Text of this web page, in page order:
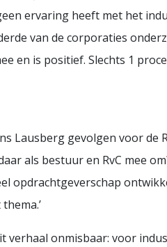
ervaring heeft met het
van de corporaties
en is positief. Slechts 1
Lausberg gevolgen voor de
als bestuur en RvC mee
opdrachtgeverschap
verhaal onmisbaar: voor